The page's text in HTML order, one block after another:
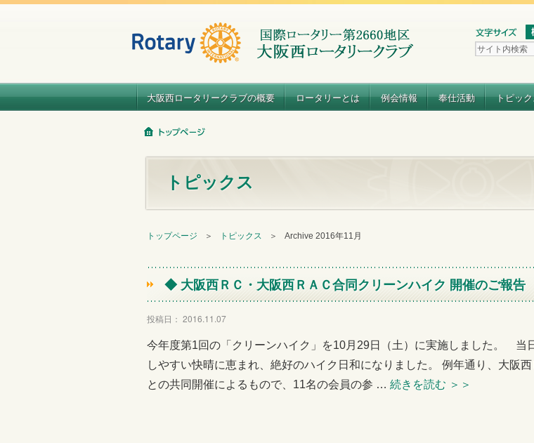
大阪西ロータリークラブの概要 ロータリーとは 例会情報 奉仕活動 トピッ
トピックス
トップページ ＞ トピックス ＞ Archive 2016年11月
◆ 大阪西ＲＣ・大阪西ＲＡＣ合同クリーンハイク 開催のご報告
投稿日： 2016.11.07
今年度第1回の「クリーンハイク」を10月29日（土）に実施しました。 当
しやすい快晴に恵まれ、絶好のハイク日和になりました。 例年通り、大阪西
との共同開催によるもので、11名の会員の参 … 続きを読む ＞＞